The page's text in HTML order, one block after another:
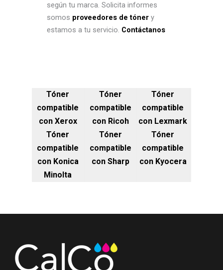
según tu marca. Solicita informes
somos proveedores de tóner y
estamos a tu servicio. Contáctanos
Tóner
compatible
con Xerox
Tóner
compatible
con Ricoh
Tóner
compatible
con Lexmark
Tóner
compatible
con Konica
Minolta
Tóner
compatible
con Sharp
Tóner
compatible
con Kyocera